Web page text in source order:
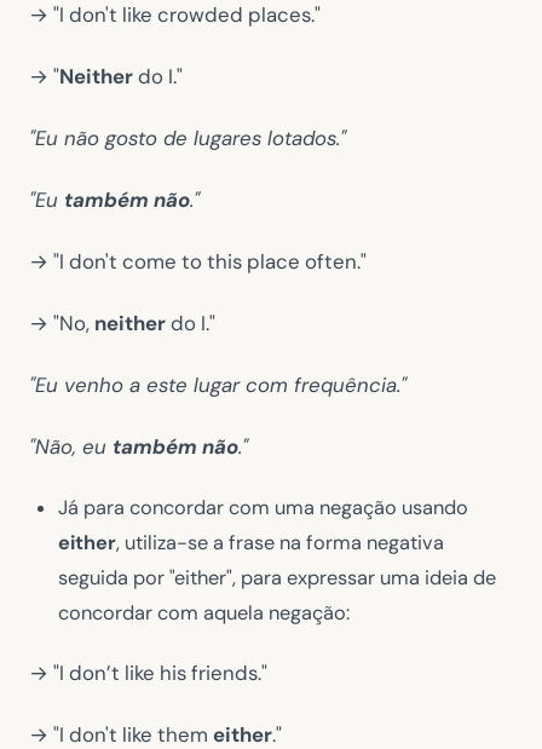
→ "I don't like crowded places."
→ "Neitherdo I."
"Eu não gosto de lugares lotados."
"Eu também não."
→ "I don't come to this place often."
→ "No, neitherdo I."
"Eu venho a este lugar com frequência."
"Não, eu também não."
Já para concordar com uma negação usando
either, utiliza-se a frase na forma negativa
seguida por "either", para expressar uma ideia de
concordar com aquela negação:
→ "I don’t like his friends."
→ "I don't like them either."